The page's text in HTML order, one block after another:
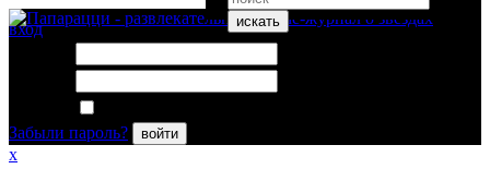
искать
вход
Забыли пароль?
войти
x